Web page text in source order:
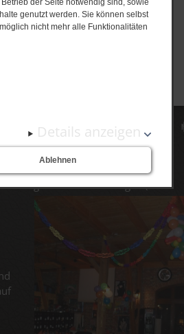
genutzt werden. Sie können selbst
nicht mehr alle Funktionalitäten
Details anzeigen
Ablehnen
eigenen Veranstaltungen (z.B.